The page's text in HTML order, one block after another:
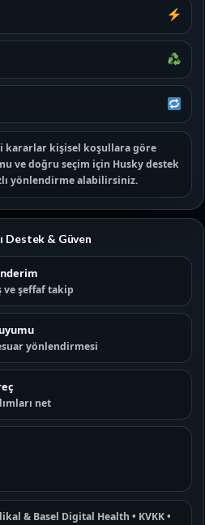
kararlar kişisel koşullara göre
ve doğru seçim için Husky destek
yönlendirme alabilirsiniz.
Destek & Güven
ve şeffaf takip
yönlendirmesi
net
& Basel Digital Health • KVKK•